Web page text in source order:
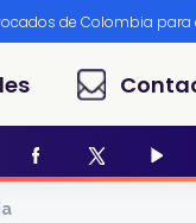
de Colombia para